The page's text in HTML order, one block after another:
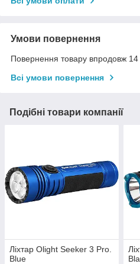
Умови повернення
Повернення товару впродовж 14
Всі умови повернення
Подібні товари компанії
Ліхтар Olight Seeker 3 Pro.
Blue